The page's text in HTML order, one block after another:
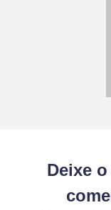
Deixe